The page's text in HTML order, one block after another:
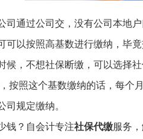
司通过公司交，没有公司本地
可以按照高基数进行缴纳，毕
候，不想社保断缴，可以选择
按照这个基数缴纳的话，每个
规定缴纳。
钱？自会计专注社保代缴服务